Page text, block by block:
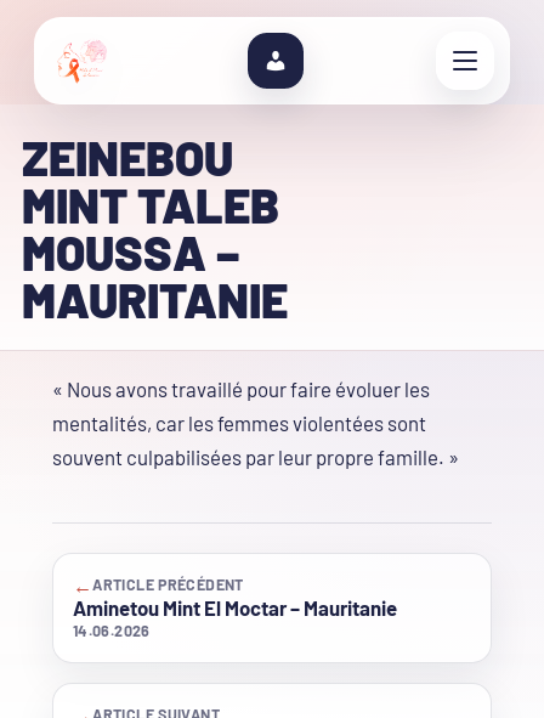
ZEINEBOU
MINT TALEB
MOUSSA –
MAURITANIE
« Nous avons travaillé pour faire évoluer les
mentalités, car les femmes violentées sont
souvent culpabilisées par leur propre famille. »
←ARTICLE PRÉCÉDENT
Aminetou Mint El Moctar – Mauritanie
14.06.2026
ARTICLE SUIVANT